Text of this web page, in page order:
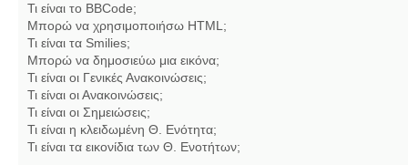
Τι είναι το BBCode;
Μπορώ να χρησιμοποιήσω HTML;
Τι είναι τα Smilies;
Μπορώ να δημοσιεύω μια εικόνα;
Τι είναι οι Γενικές Ανακοινώσεις;
Τι είναι οι Ανακοινώσεις;
Τι είναι οι Σημειώσεις;
Τι είναι η κλειδωμένη Θ. Ενότητα;
Τι είναι τα εικονίδια των Θ. Ενοτήτων;